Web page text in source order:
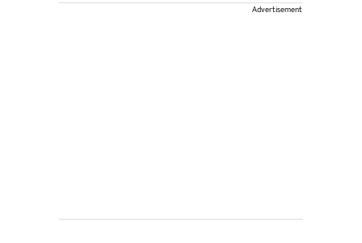
Advertisement